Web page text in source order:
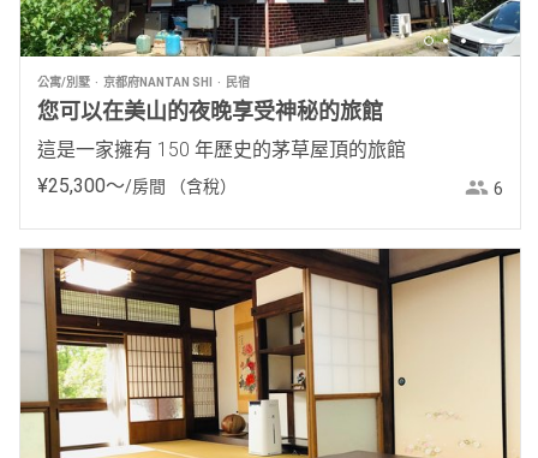
公寓/別墅 京都府NANTAN SHI 民宿
您可以在美山的夜晚享受神秘的旅館
這是一家擁有 150 年歷史的茅草屋頂的旅館
¥25,300〜/房間 （含稅） 6